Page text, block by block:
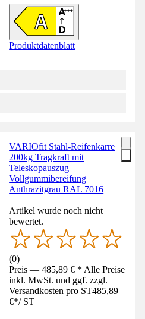
Produktdatenblatt
VARIOfit Stahl-Reifenkarre
200kg Tragkraft mit
Teleskopauszug
Vollgummibereifung
Anthrazitgrau RAL 7016
Artikel wurde noch nicht
bewertet.
(0)
Preis — 485,89 € * Alle Preise
inkl. MwSt. und ggf. zzgl.
Versandkosten pro ST485,89
€*/ ST